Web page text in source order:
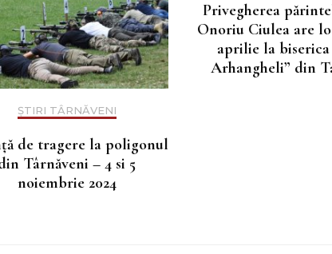
ȘTIRI TÂRNĂVENI
de tragere la poligonul
Târnăveni – 4 si 5
noiembrie 2024
Privegherea
Onoriu Ciulea are
aprilie la
Arhangheli” din